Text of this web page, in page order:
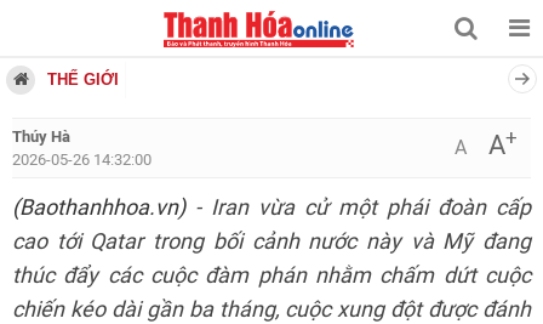
THẾ GIỚI
Thúy Hà
2026-05-26 14:32:00
A A+
(Baothanhhoa.vn)- Iran vừa cử một phái đoàn cấp
cao tới Qatar trong bối cảnh nước này và Mỹ đang
thúc đẩy các cuộc đàm phán nhằm chấm dứt cuộc
chiến kéo dài gần ba tháng, cuộc xung đột được đánh